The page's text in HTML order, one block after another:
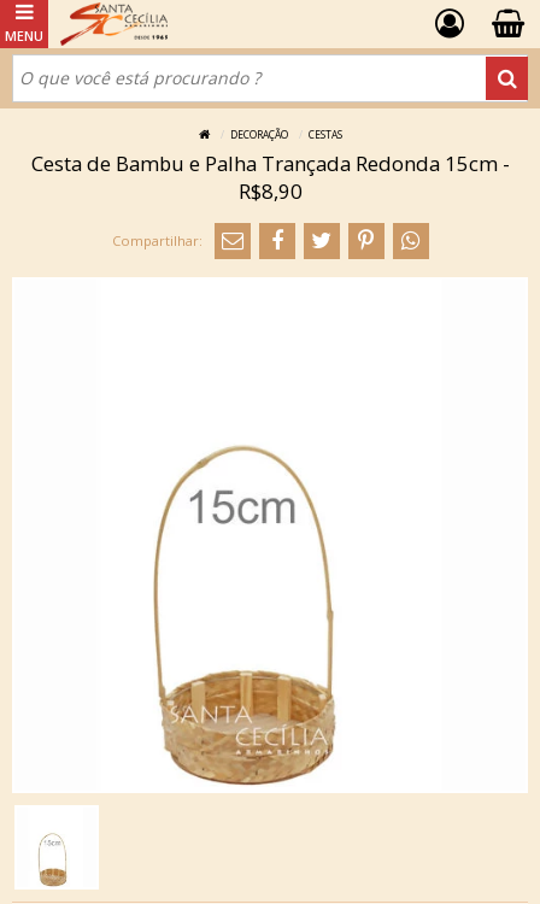
DECORAÇÃO CESTAS
Cesta de Bambu e Palha Trançada Redonda 15cm -
R$8,90